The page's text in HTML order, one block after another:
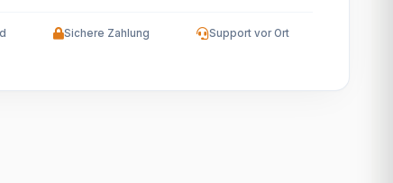
Sichere Zahlung Support vor Ort